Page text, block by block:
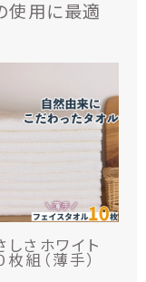
使用に最適
しさ ホワイ ト
枚組（薄手）